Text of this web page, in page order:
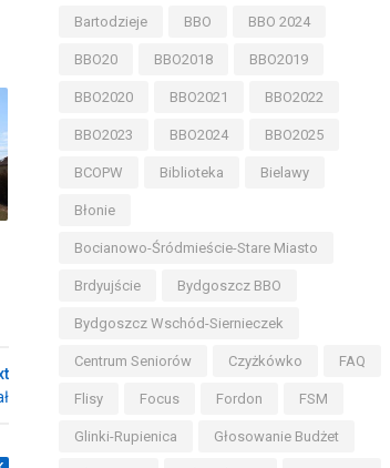
Bartodzieje BBO BBO 2024
BBO20 BBO2018 BBO2019
BBO2020 BBO2021 BBO2022
BBO2023 BBO2024 BBO2025
BCOPW Biblioteka Bielawy
Błonie
Bocianowo-Śródmieście-Stare Miasto
Brdyujście Bydgoszcz BBO
Bydgoszcz Wschód-Siernieczek
Centrum Seniorów Czyżkówko FAQ
Flisy Focus Fordon FSM
Glinki-Rupienica Głosowanie Budżet